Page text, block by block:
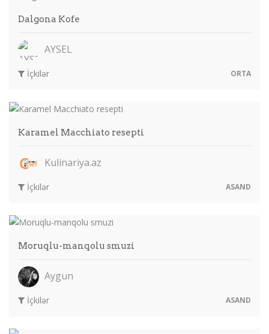
Dalgona Kofe
AYSEL
İçkilər ORTA
Karamel Macchiato resepti
Kulinariya.az
İçkilər ASAND
Moruqlu-manqolu smuzi
Aygun
İçkilər ASAND